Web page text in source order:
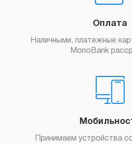
Оплата
Наличными, платежные
MonoBank
Принимаем устройства